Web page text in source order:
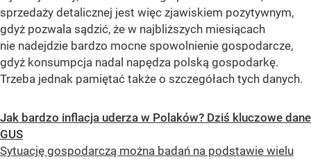
sprzedaży detalicznej jest więc zjawiskiem pozytywnym,
gdyż pozwala sądzić, że w najbliższych miesiącach
nie nadejdzie bardzo mocne spowolnienie gospodarcze,
gdyż konsumpcja nadal napędza polską gospodarkę.
Trzeba jednak pamiętać także o szczegółach tych danych.
Jak bardzo inflacja uderza w Polaków? Dziś kluczowe dane
GUS
Sytuację gospodarczą można badań na podstawie wielu